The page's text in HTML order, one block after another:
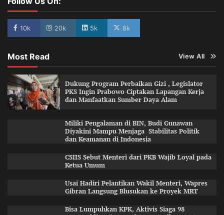
10k 20k 5k 8k
Most Read View All
Dukung Program Perbaikan Gizi , Legislator
PKS Ingin Prabowo Ciptakan Lapangan Kerja
dan Manfaatkan Sumber Daya Alam
Miliki Pengalaman di BIN, Budi Gunawan
Diyakini Mampu Menjaga Stabilitas Politik
dan Keamanan di Indonesia
CSIIS Sebut Menteri dari PKB Wajib Loyal pada
Ketua Umum
Usai Hadiri Pelantikan Wakil Menteri, Wapres
Gibran Langsung Blusukan ke Proyek MRT
Bisa Lumpuhkan KPK, Aktivis Siaga 98